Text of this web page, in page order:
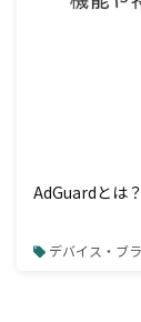
AdGuardとは
デバイス・ブ